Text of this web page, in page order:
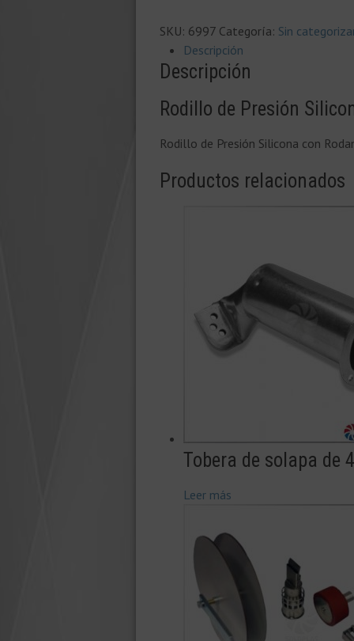
SKU: 6997 Categoría: Sin
Descripción
Descripción
Rodillo de Presión
Rodillo de Presión Silicona con
Productos relacionados
Tobera de solapa de
Leer más